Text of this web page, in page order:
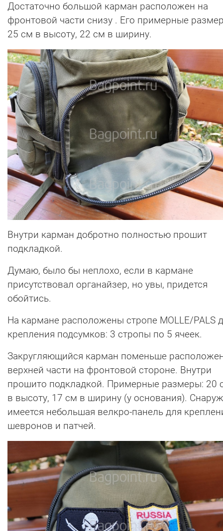
Достаточно большой карман расположен на
фронтовой части снизу . Его примерные
25 см в высоту, 22 см в ширину.
Внутри карман добротно полностью прошит
подкладкой.
Думаю, было бы неплохо, если в кармане
присутствовал органайзер, но увы, придется
обойтись.
На кармане расположены стропе MOLLE/PALS
крепления подсумков: 3 стропы по 5 ячеек.
Закругляющийся карман поменьше
верхней части на фронтовой стороне. Внутри
прошито подкладкой. Примерные размеры: 20
в высоту, 17 см в ширину (у основания).
имеется небольшая велкро-панель для
шевронов и патчей.